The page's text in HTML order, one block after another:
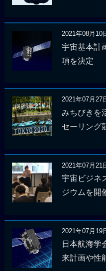
2021年08月10
宇宙基本計
項を決定
2021年07月27
みちびきを
セーリング
2021年07月21
宇宙ビジネ
ジウムを開
2021年07月19
日本航海学
来計画や性